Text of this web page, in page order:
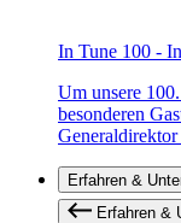
In Tune 100 -
Um unsere
besonderen
Erfahren &
Erfahren &